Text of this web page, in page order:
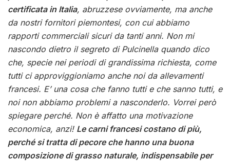
certificata in Italia, abruzzese ovviamente, ma anche
da nostri fornitori piemontesi, con cui abbiamo
rapporti commerciali sicuri da tanti anni. Non mi
nascondo dietro il segreto di Pulcinella quando dico
che, specie nei periodi di grandissima richiesta, come
tutti ci approviggioniamo anche noi da allevamenti
francesi. E’ una cosa che fanno tutti e che sanno tutti, e
noi non abbiamo problemi a nasconderlo. Vorrei però
spiegare perché. Non è affatto una motivazione
economica, anzi! Le carni francesi costano di più,
perché si tratta di pecore che hanno una buona
composizione di grasso naturale, indispensabile per